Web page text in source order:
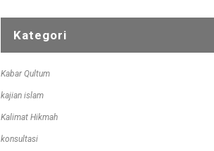
Kategori
Kabar Qultum
kajian islam
Kalimat Hikmah
konsultasi